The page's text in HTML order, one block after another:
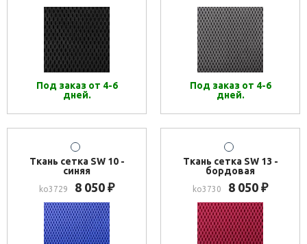
Под заказ от 4-6
дней.
Под заказ от 4-6
дней.
Ткань сетка SW 10 -
синяя
ko3729 8 050 ₽
Ткань сетка SW 13 -
бордовая
ko3730 8 050 ₽